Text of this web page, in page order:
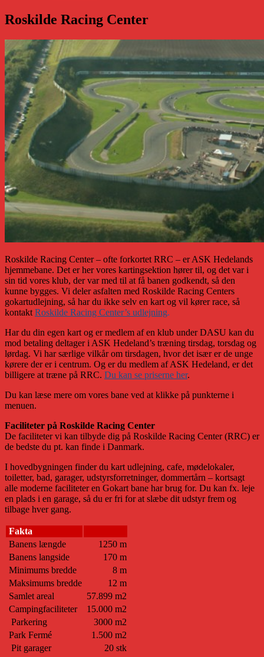
Roskilde Racing Center
Roskilde Racing Center – ofte forkortet RRC – er ASK Hedelands
hjemmebane. Det er her vores kartingsektion hører til, og det var i
sin tid vores klub, der var med til at få banen godkendt, så den
kunne bygges. Vi deler asfalten med Roskilde Racing Centers
gokartudlejning, så har du ikke selv en kart og vil kører race, så
kontakt Roskilde Racing Center’s udlejning.
Har du din egen kart og er medlem af en klub under DASU kan du
mod betaling deltager i ASK Hedeland’s træning tirsdag, torsdag og
lørdag. Vi har særlige vilkår om tirsdagen, hvor det især er de unge
kørere der er i centrum. Og er du medlem af ASK Hedeland, er det
billigere at træne på RRC. Du kan se priserne her.
Du kan læse mere om vores bane ved at klikke på punkterne i
menuen.
Faciliteter på Roskilde Racing Center
De faciliteter vi kan tilbyde dig på Roskilde Racing Center (RRC) er
de bedste du pt. kan finde i Danmark.
I hovedbygningen finder du kart udlejning, cafe, mødelokaler,
toiletter, bad, garager, udstyrsforretninger, dommertårn – kortsagt
alle moderne faciliteter en Gokart bane har brug for. Du kan fx. leje
en plads i en garage, så du er fri for at slæbe dit udstyr frem og
tilbage hver gang.
Fakta
Banens længde
1250 m
Banens langside
170 m
Minimums bredde
8 m
Maksimums bredde
12 m
Samlet areal
57.899 m2
Campingfaciliteter
15.000 m2
Parkering
3000 m2
Park Fermé
1.500 m2
Pit garager
20 stk